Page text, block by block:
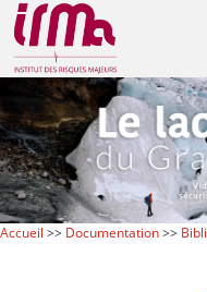
Accueil >> Documentation>>